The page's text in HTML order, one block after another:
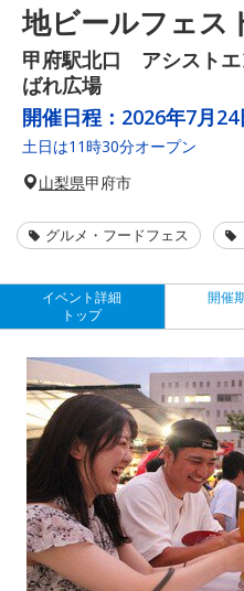
地ビールフェス
甲府駅北口 アシストエ
ばれ広場
開催日程： 2026年7月
土日は11時30分オープン
山梨県甲府市
グルメ・フードフェス
イベント詳細
トップ
開催